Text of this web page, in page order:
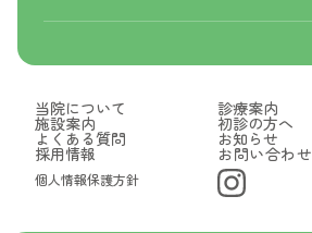
当院について 診療案内
施設案内 初診の方へ
よくある質問 お知らせ
採用情報 お問い合わせ
個人情報保護方針